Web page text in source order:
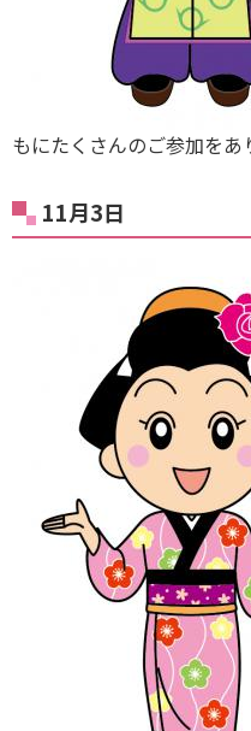
もにたくさんのご参加をあ
11月3日